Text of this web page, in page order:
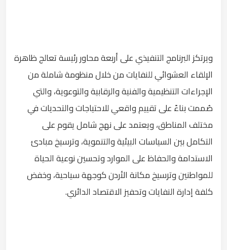
ويرتكز البرنامج التنفيذي على أربعة محاور رئيسة تعالج ظاهرة
الإلقاء العشوائي للنفايات من خلال منظومة شاملة من
الإجراءات التنظيمية والفنية والرقابية والتوعوية، والتي
صُممت بناءً على تقييم واقعي للاحتياجات والتحديات في
مختلف المناطق، ويعتمد على نهج شامل يقوم على
التكامل بين السياسات البيئية والتنموية، وترسيخ مبادئ
الاستدامة والحفاظ على الموارد وتحسين نوعية الحياة
للمواطنين وترسيخ مكانة الأردن كوجهة سياحية، وخفض
كلفة إدارة النفايات وتحفيز الاقتصاد الدائري.